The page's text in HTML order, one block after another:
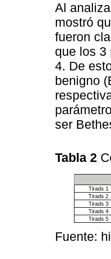
Al
mostró
fueron
que los 3
4. De
benigno
ser
Tabla 2
Tirads 1
Tirads 2
Tirads 3
Tirads 4
Tirads 5
Fuente: